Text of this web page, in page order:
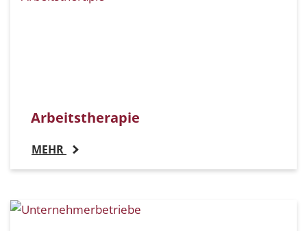
Arbeitstherapie
MEHR